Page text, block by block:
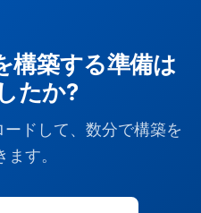
構築する準備は
たか?
ドして、数分で構築を
ます。